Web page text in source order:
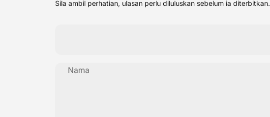
Sila ambil perhatian, ulasan perlu diluluskan sebelum ia diterbitkan.
Nama